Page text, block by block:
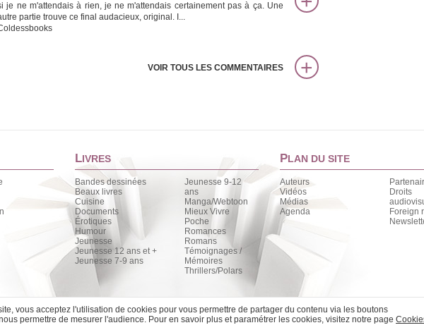
je ne m'attendais à rien, je ne m'attendais certainement pas à ça. Une
partie trouve ce final audacieux, original. I...
VOIR TOUS LES COMMENTAIRES
LIVRES
Bandes dessinées
Beaux livres
Cuisine
Documents
Érotiques
Humour
Jeunesse
Jeunesse 12 ans et +
Jeunesse 7-9 ans
Jeunesse 9-12
ans
Manga/Webtoon
Mieux Vivre
Poche
Romances
Romans
Témoignages /
Mémoires
Thrillers/Polars
PLAN DU SITE
Auteurs
Vidéos
Médias
Agenda
Droits
Foreign
vous acceptez l'utilisation de cookies pour vous permettre de partager du contenu via les boutons
permettre de mesurer l'audience. Pour en savoir plus et paramétrer les cookies, visitez notre page